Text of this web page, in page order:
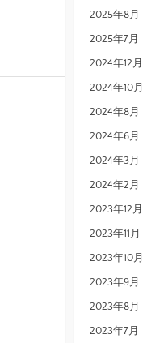
2025年8月
2025年7月
2024年12月
2024年10月
2024年8月
2024年6月
2024年3月
2024年2月
2023年12月
2023年11月
2023年10月
2023年9月
2023年8月
2023年7月